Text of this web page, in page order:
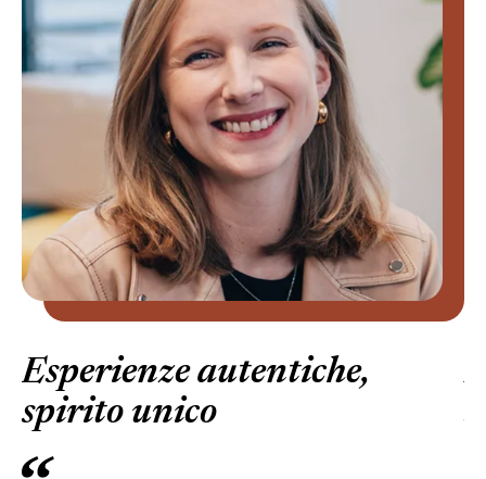
Esperienze autentiche,
spirito unico